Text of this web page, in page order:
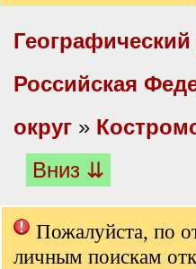
Географический
Российская
округ »
Вниз ⇊
Пожалуйста, по
личным поискам